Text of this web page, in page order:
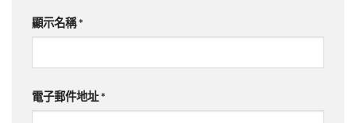
顯示名稱*
電子郵件地址*